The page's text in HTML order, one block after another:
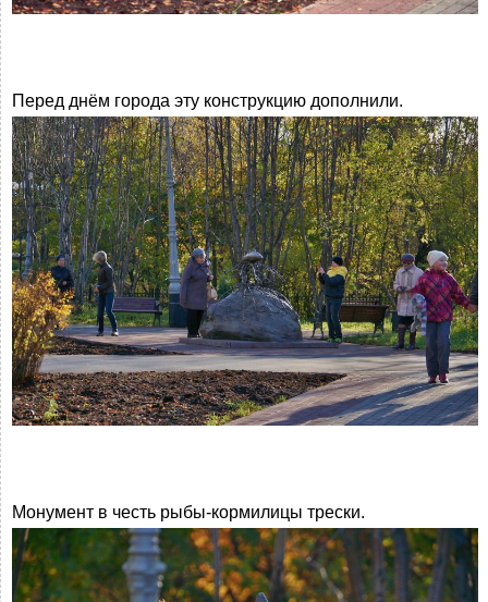
Перед днём города эту конструкцию дополнили.
Монумент в честь рыбы-кормилицы трески.